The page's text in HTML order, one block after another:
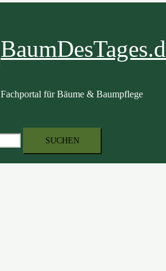
Fachportal für Bäume & Baumpflege